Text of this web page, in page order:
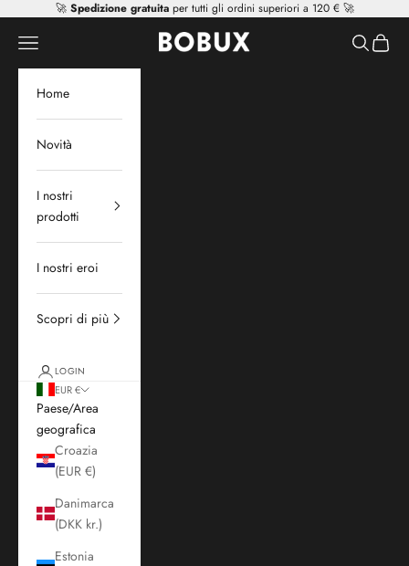
Vai al contenuto
🚀 Spedizione gratuitaper tutti gli ordini superiori a 120 € 🚀
Mr Tiggle - Distributor
Apri il menu di navigazione Mostra il
Home
Novità
I nostri
prodotti
I nostri eroi
Scopri di più
LOGIN
EUR €
Paese/Area
geografica
Croazia
(EUR €)
Danimarca
(DKK kr.)
Estonia